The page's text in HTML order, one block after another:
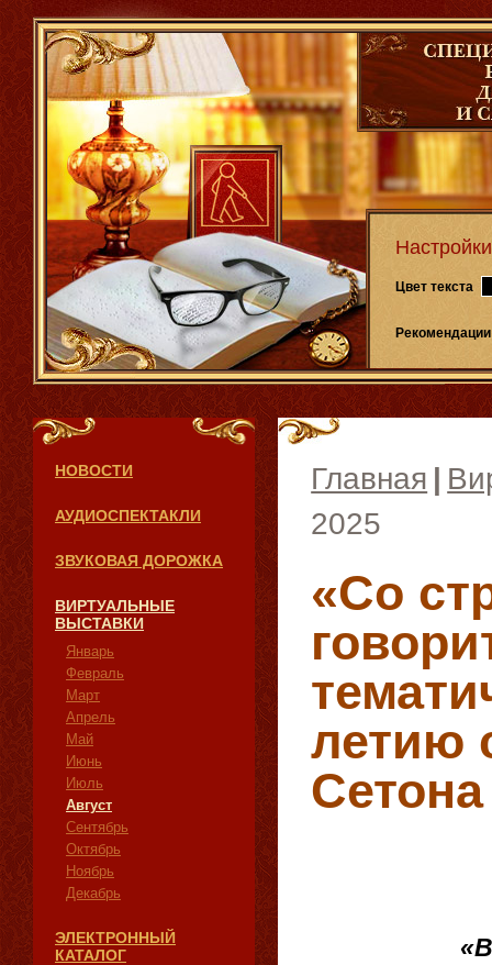
НОВОСТИ
АУДИОСПЕКТАКЛИ
ЗВУКОВАЯ ДОРОЖКА
ВИРТУАЛЬНЫЕ
ВЫСТАВКИ
Январь
Февраль
Март
Апрель
Май
Июнь
Июль
Август
Сентябрь
Октябрь
Ноябрь
Декабрь
ЭЛЕКТРОННЫЙ
КАТАЛОГ
Главная |
2025
«Со
летию
Цвет текста